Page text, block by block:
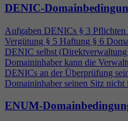
DENIC-
Aufgaben DENICs § 3 Pflichten
Vergütung § 5 Haftung § 6
DENIC selbst
Domaininhaber kann die
DENICs an der Überprüfung
Domaininhaber seinen Sitz nicht
ENUM-